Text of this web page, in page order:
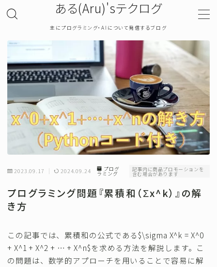
ある(Aru)'sテクログ
主にプログラミング・AIについて発信するブログ
TOP
プライバシーポリシー
お問い合わせ
確率・統計
プログラミング
機械学習
その他
2023.09.17 2024.09.24 プログ
ラミング
記事内に商品プロモーションを
含む場合があります
プログラミング問題『累積和（Σx^k）』の解
き方
この記事では、累積和の公式である$\sigma X^k = X^0
+ X^1 + X^2 + … + X^n$を求める方法を解説します。こ
の問題は、数学的アプローチを用いることで容易に解